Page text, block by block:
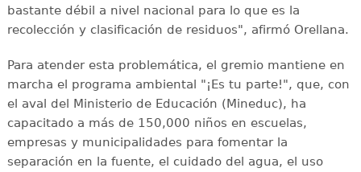
bastante débil a nivel nacional para lo que es la
recolección y clasificación de residuos", afirmó Orellana.
Para atender esta problemática, el gremio mantiene en
marcha el programa ambiental "¡Es tu parte!", que, con
el aval del Ministerio de Educación (Mineduc), ha
capacitado a más de 150,000 niños en escuelas,
empresas y municipalidades para fomentar la
separación en la fuente, el cuidado del agua, el uso